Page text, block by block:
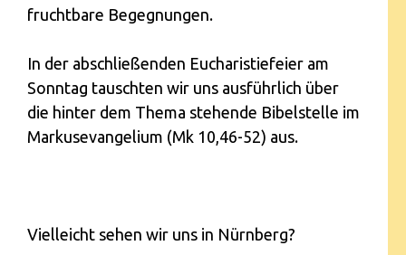
fruchtbare Begegnungen.
In der abschließenden Eucharistiefeier am
Sonntag tauschten wir uns ausführlich über
die hinter dem Thema stehende Bibelstelle im
Markusevangelium (Mk 10,46-52) aus.
Vielleicht sehen wir uns in Nürnberg?